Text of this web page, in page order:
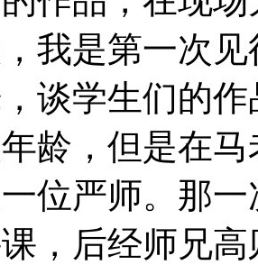
我是第一次
谈学生们的
龄，但是在
位严师。那
，后经师兄